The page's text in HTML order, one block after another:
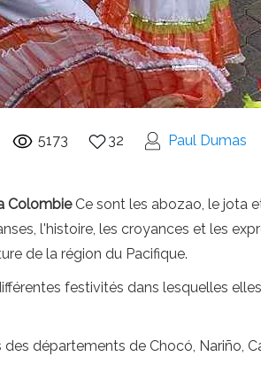
5173 32 Paul Dumas
Colombie Ce sont les abozao, le jota
l'histoire, les croyances et les
de la région du Pacifique.
festivités dans lesquelles
départements de Chocó, Nariño,